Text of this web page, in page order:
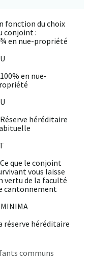
fonction du choix
conjoint :
en nue-propriété
en nue-
héréditaire
que le conjoint
vous laisse
vertu de la faculté
cantonnement
réserve héréditaire
communs